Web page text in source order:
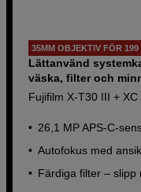
35MM OBJEKTIV FÖR 199
Lättanvänd
väska, filter och
Fujifilm X-T30 III +
26,1 MP APS-C-
Autofokus med
Färdiga filter – slipp